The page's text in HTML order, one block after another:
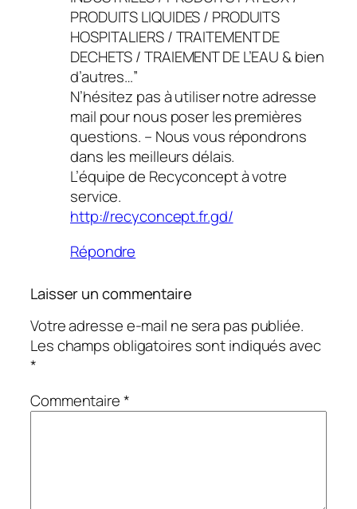
PRODUITS LIQUIDES / PRODUITS
HOSPITALIERS / TRAITEMENT DE
DECHETS / TRAIEMENT DE L’EAU & bien
d’autres…”
N’hésitez pas à utiliser notre adresse
mail pour nous poser les premières
questions. – Nous vous répondrons
dans les meilleurs délais.
L’équipe de Recyconcept à votre
service.
http://recyconcept.fr.gd/
Répondre
Laisser un commentaire
Votre adresse e-mail ne sera pas publiée.
Les champs obligatoires sont indiqués avec
*
Commentaire*